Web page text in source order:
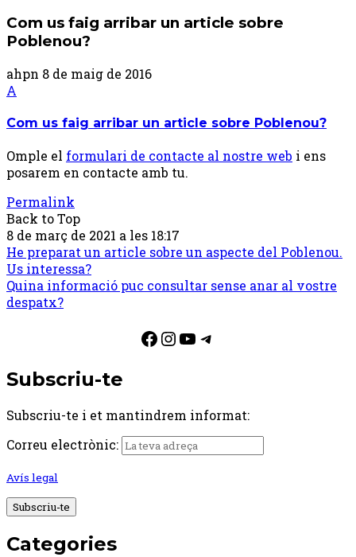
Com us faig arribar un article sobre
Poblenou?
ahpn 8 de maig de 2016
A
Com us faig arribar un article sobre Poblenou?
Omple el formulari de contacte al nostre web i ens
posarem en contacte amb tu.
Permalink
Back to Top
8 de març de 2021 a les 18:17
Post
navigation
He preparat un article sobre un aspecte del Poblenou.
Us interessa?
Quina informació puc consultar sense anar al vostre
despatx?
Facebook
Instagram
YouTube
Telegram
Subscriu-te
Subscriu-te i et mantindrem informat:
Correu electrònic:
Avís legal
Categories